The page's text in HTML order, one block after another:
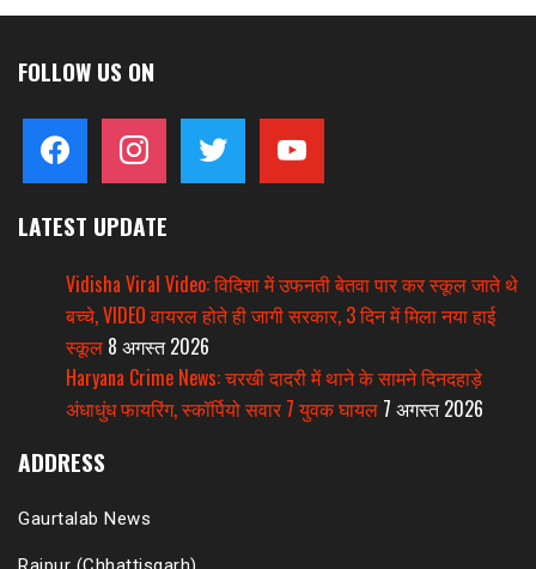
FOLLOW US ON
facebook instagram twitter youtube
LATEST UPDATE
Vidisha Viral Video: विदिशा में उफनती बेतवा पार कर स्कूल जाते थे
बच्चे, VIDEO वायरल होते ही जागी सरकार, 3 दिन में मिला नया हाई
स्कूल 8 अगस्त 2026
Haryana Crime News: चरखी दादरी में थाने के सामने दिनदहाड़े
अंधाधुंध फायरिंग, स्कॉर्पियो सवार 7 युवक घायल 7 अगस्त 2026
ADDRESS
Gaurtalab News